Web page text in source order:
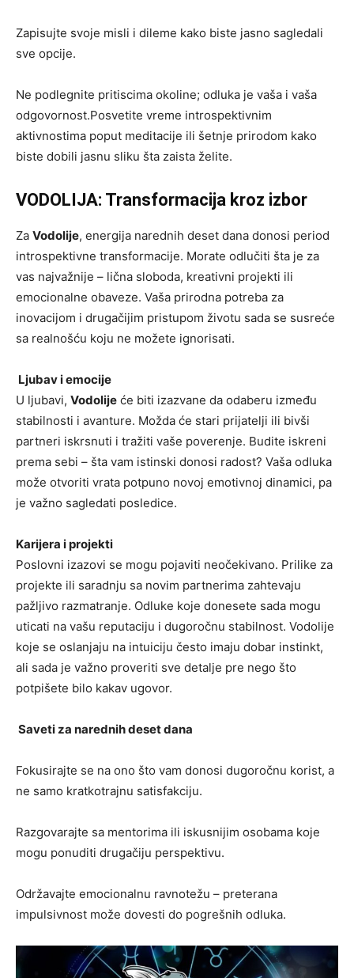
Zapisujte svoje misli i dileme kako biste jasno sagledali
sve opcije.
Ne podlegnite pritiscima okoline; odluka je vaša i vaša
odgovornost.Posvetite vreme introspektivnim
aktivnostima poput meditacije ili šetnje prirodom kako
biste dobili jasnu sliku šta zaista želite.
VODOLIJA: Transformacija kroz izbor
Za Vodolije, energija narednih deset dana donosi period
introspektivne transformacije. Morate odlučiti šta je za
vas najvažnije – lična sloboda, kreativni projekti ili
emocionalne obaveze. Vaša prirodna potreba za
inovacijom i drugačijim pristupom životu sada se susreće
sa realnošću koju ne možete ignorisati.
Ljubav i emocije
U ljubavi, Vodolije će biti izazvane da odaberu između
stabilnosti i avanture. Možda će stari prijatelji ili bivši
partneri iskrsnuti i tražiti vaše poverenje. Budite iskreni
prema sebi – šta vam istinski donosi radost? Vaša odluka
može otvoriti vrata potpuno novoj emotivnoj dinamici, pa
je važno sagledati posledice.
Karijera i projekti
Poslovni izazovi se mogu pojaviti neočekivano. Prilike za
projekte ili saradnju sa novim partnerima zahtevaju
pažljivo razmatranje. Odluke koje donesete sada mogu
uticati na vašu reputaciju i dugoročnu stabilnost. Vodolije
koje se oslanjaju na intuiciju često imaju dobar instinkt,
ali sada je važno proveriti sve detalje pre nego što
potpišete bilo kakav ugovor.
Saveti za narednih deset dana
Fokusirajte se na ono što vam donosi dugoročnu korist, a
ne samo kratkotrajnu satisfakciju.
Razgovarajte sa mentorima ili iskusnijim osobama koje
mogu ponuditi drugačiju perspektivu.
Održavajte emocionalnu ravnotežu – preterana
impulsivnost može dovesti do pogrešnih odluka.